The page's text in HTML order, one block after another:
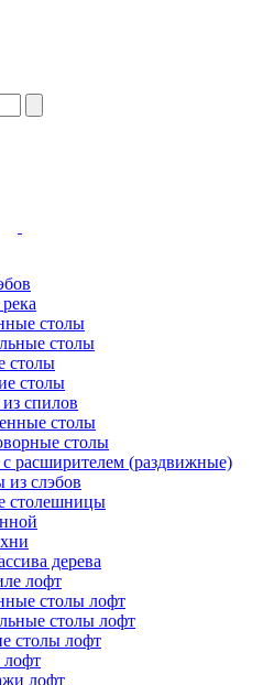
столы
столы
столы
столы
спилов
столы
столы
расширителем (раздвижные)
слэбов
столешницы
дерева
лофт
столы лофт
столы лофт
столы лофт
лофт